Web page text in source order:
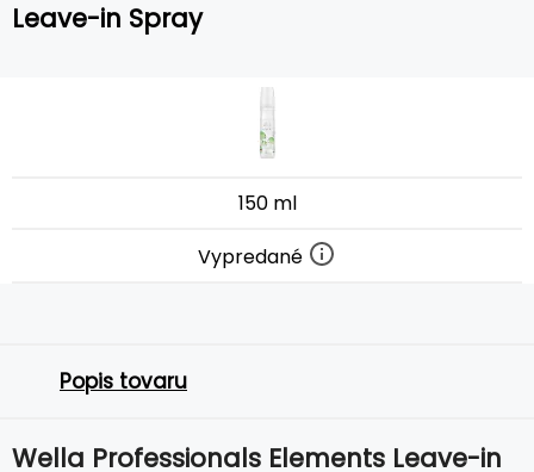
Leave-in Spray
150 ml
Vypredané
Popis tovaru
Wella Professionals Elements Leave-in